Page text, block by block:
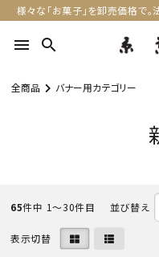
様々な「お菓子」を卸売価格で
menu search
全商品 バナー用カテゴリー
65件中 1〜30件目
表示切替